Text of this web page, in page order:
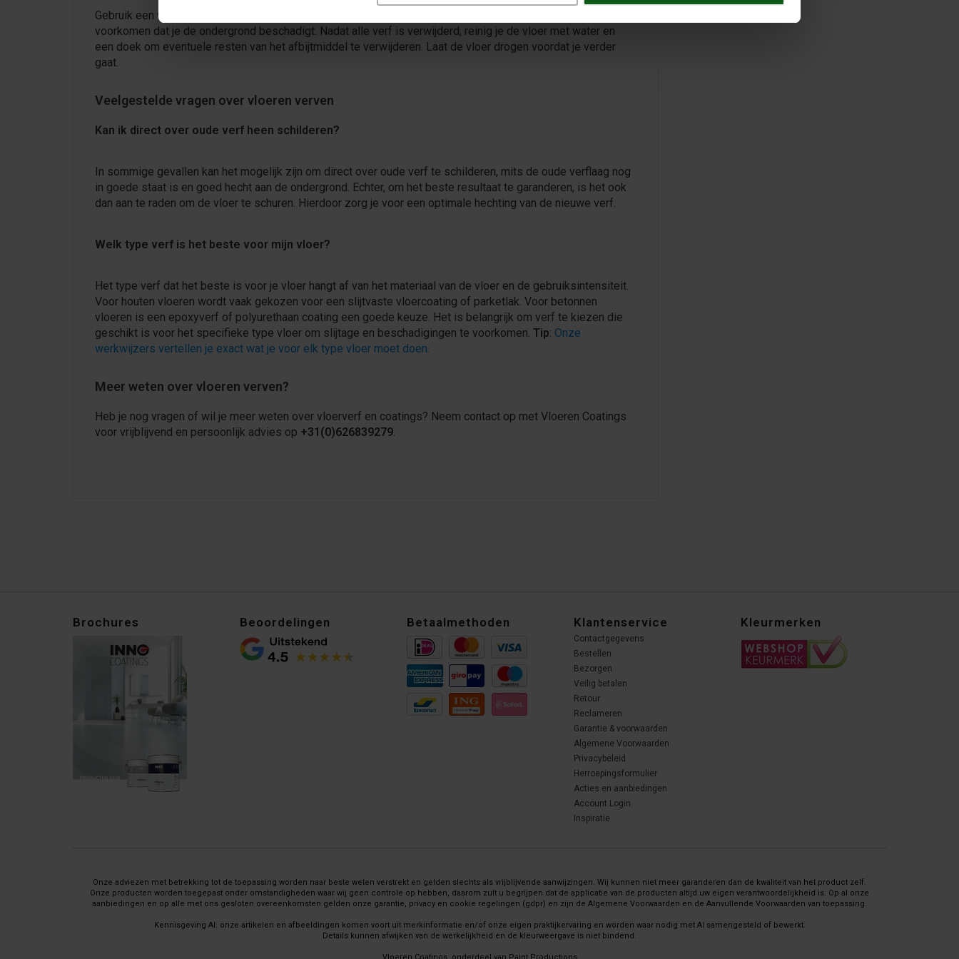
Gebruik een verfkrabber om de opgeloste verf van de vloer te verwijderen. Krab voorzichtig om te
voorkomen dat je de ondergrond beschadigt. Nadat alle verf is verwijderd, reinig je de vloer met water en
een doek om eventuele resten van het afbijtmiddel te verwijderen. Laat de vloer drogen voordat je verder
gaat.
Veelgestelde vragen over vloeren verven
Kan ik direct over oude verf heen schilderen?
In sommige gevallen kan het mogelijk zijn om direct over oude verf te schilderen, mits de oude verflaag nog
in goede staat is en goed hecht aan de ondergrond. Echter, om het beste resultaat te garanderen, is het ook
dan aan te raden om de vloer te schuren. Hierdoor zorg je voor een optimale hechting van de nieuwe verf.
Welk type verf is het beste voor mijn vloer?
Het type verf dat het beste is voor je vloer hangt af van het materiaal van de vloer en de gebruiksintensiteit.
Voor houten vloeren wordt vaak gekozen voor een slijtvaste vloercoating of parketlak. Voor betonnen
vloeren is een epoxyverf of polyurethaan coating een goede keuze. Het is belangrijk om verf te kiezen die
geschikt is voor het specifieke type vloer om slijtage en beschadigingen te voorkomen. Tip: Onze
werkwijzers vertellen je exact wat je voor elk type vloer moet doen.
Meer weten over vloeren verven?
Heb je nog vragen of wil je meer weten over vloerverf en coatings? Neem contact op met Vloeren Coatings
voor vrijblijvend en persoonlijk advies op +31(0)626839279.
Brochures Beoordelingen Betaalmethoden Klantenservice
Contactgegevens
Bestellen
Bezorgen
Veilig betalen
Retour
Reclameren
Garantie & voorwaarden
Algemene Voorwaarden
Privacybeleid
Herroepingsformulier
Acties en aanbiedingen
Account Login
Inspiratie
Kleurmerken
Onze adviezen met betrekking tot de toepassing worden naar beste weten verstrekt en gelden slechts als vrijblijvende aanwijzingen. Wij kunnen niet meer garanderen dan de kwaliteit van het product zelf.
Onze producten worden toegepast onder omstandigheden waar wij geen controle op hebben, daarom zult u begrijpen dat de applicatie van de producten altijd uw eigen verantwoordelijkheid is. Op al onze
aanbiedingen en op alle met ons gesloten overeenkomsten gelden onze garantie, privacy en cookie regelingen (gdpr) en zijn de Algemene Voorwaarden en de Aanvullende Voorwaarden van toepassing.
Kennisgeving AI: onze artikelen en afbeeldingen komen voort uit merkinformatie en/of onze eigen praktijkervaring en worden waar nodig met AI samengesteld of bewerkt.
Details kunnen afwijken van de werkelijkheid en de kleurweergave is niet bindend.